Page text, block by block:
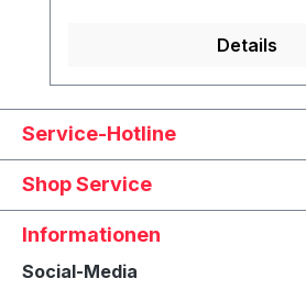
Details
Service-Hotline
Shop Service
Informationen
Social-Media